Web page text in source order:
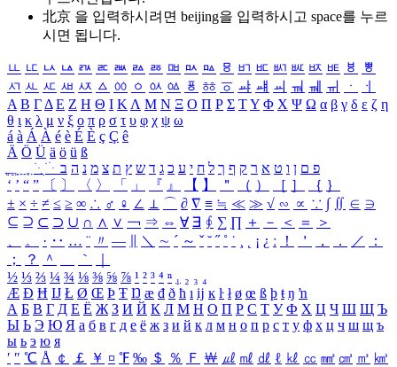
北京 을 입력하시려면 beijing을 입력하시고 space를 누르
시면 됩니다.
ㅥ ㅦ ㅧ ㅨ ㅩ ㅪ ㅫ ㅬ ㅭ ㅮ ㅯ ㅰ ㅱ ㅲ ㅳ ㅴ ㅵ ㅶ ㅷ ㅸ
ㅹ
ㅺ ㅻ ㅼ ㅽ ㅾ ㅿ ㆀ ㆁ ㆂ ㆃ ㆄ ㆅ ㆆ ㆇ ㆈ ㆉ ㆊ ㆋ ㆌ ㆍ
ㆎ
Α Β ΓΔ Ε Ζ Η Θ Ι ΚΛ Μ Ν Ξ Ο Π Ρ Σ ΤΥ Φ Χ Ψ Ω α β γ δ ε ζ η
θ ι κ λ μ ν ξ ο π ρ σ τ υ φ χ ψ ω
á à Á À é è É È ç Ç ê
Ä Ö Ü ä ö ü ß
ִֶֹ ֻּ ׁׂ פ ם ן ו ט א ר ק ף ך ל ח י ע כ ג ד ש ץ ת צ מ נ ה ב
‘ ’ “ ” 〔 〕 〈 〉 「 」 『 』 【 】 ＂ （ ） ［ ］ ｛ ｝
± × ÷ ≠ ≤ ≥ ∞ ∴ ♂ ♀ ∠ ⊥ ⌒ ∂ ∇ ≡ ≒ ≪ ≫ √ ∽ ∝ ∵ ∫ ∬ ∈ ∋
⊆ ⊇ ⊂ ⊃ ∪ ∩ ∧ ∨ ￢ ⇒ ⇔ ∀ ∃ ∮ ∑ ∏ ＋ － ＜ ＝
＞
、
。 · ‥ … ¨ 〃 ― ＼ ∼ ´ ～ ˇ ˘ ˝ ˚ ˙ ¸ ¡ ¿ ː ！ ＇ ， ． ／
：
；
？ ＾ ｀
½ ⅓ ⅔ ¼ ¾ ⅛ ⅜ ⅝ ⅞ ¹ ² ³ ⁴ ⁿ ₁ ₂ ₃ ₄
Æ Ð Ħ Ĳ Ł Ø Œ Þ Ŧ Ŋ æ đ ð ħ ı ĳ ĸ ŀ ł ø œ ß þ ŧ ŋ ŉ
А Б В Г Д Е Ё Ж З И Й К Л М Н О П Р С Т У Ф Х Ц Ч Ш Щ Ъ
Ы Ь Э Ю Я а б в г д е ё ж з и й к л м н о п р с т у ф х ц ч ш щ ъ
ы ь э ю я
′ ″ ℃ Å ￠ ￡ ￥ ¤ ℉ ‰ ＄ ％ Ｆ ￦ ㎕ ㎖ ㎗ ℓ ㎘ ㏄ ㎣ ㎤ ㎥ ㎦